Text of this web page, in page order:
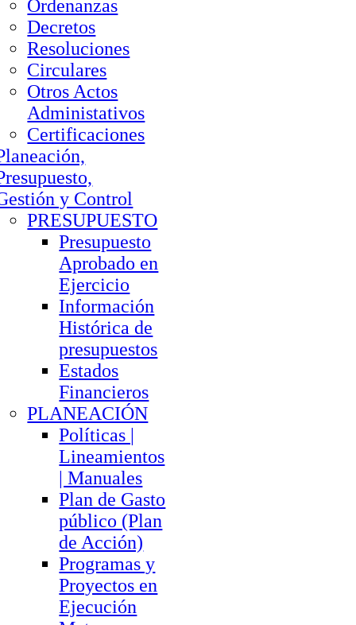
Ordenanzas
Decretos
Resoluciones
Circulares
Otros Actos
Administativos
Certificaciones
y Control
PRESUPUESTO
Presupuesto
Aprobado en
Ejercicio
Información
Histórica de
presupuestos
Estados
Financieros
PLANEACIÓN
Políticas |
Lineamientos
| Manuales
Plan de Gasto
público (Plan
de Acción)
Programas y
Proyectos en
Ejecución